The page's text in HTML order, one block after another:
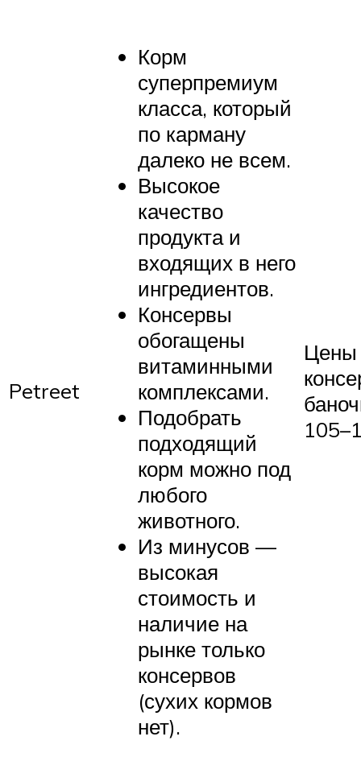
Petreet
Корм
суперпремиум
класса, который
по карману
далеко не всем.
Высокое
качество
продукта и
входящих в него
ингредиентов.
Консервы
обогащены
витаминными
комплексами.
Подобрать
подходящий
корм можно под
любого
животного.
Из минусов —
высокая
стоимость и
наличие на
рынке только
консервов
(сухих кормов
нет).
Цены